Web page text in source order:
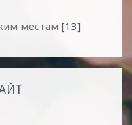
местам [13]